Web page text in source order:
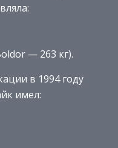
— 263 кг).
в 1994 году
имел: